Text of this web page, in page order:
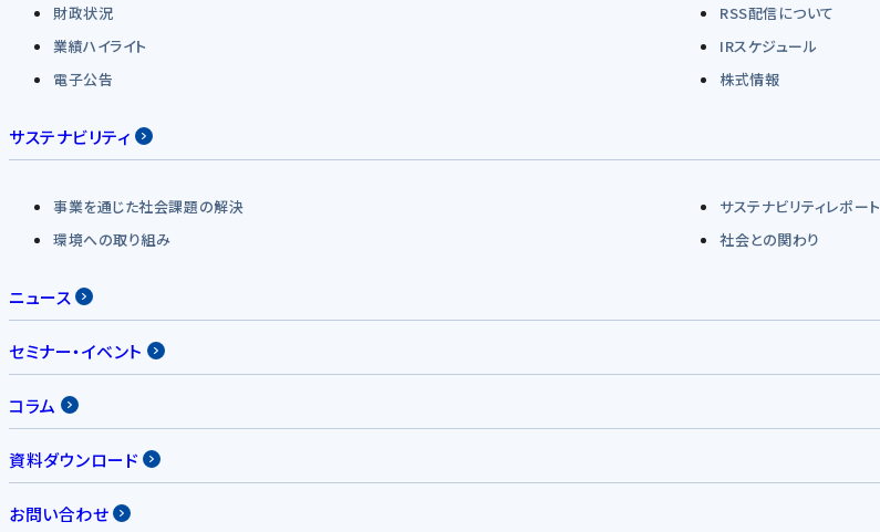
財政状況
RSS配信について
業績ハイライト
IRスケジュール
電子公告
株式情報
サステナビリティ
事業を通じた社会課題の解決
サステナビリティレポート
環境への取り組み
社会との関わり
ニュース
セミナー・イベント
コラム
資料ダウンロード
お問い合わせ